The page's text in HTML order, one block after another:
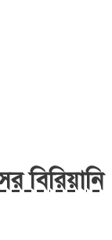
বিরিয়ানি